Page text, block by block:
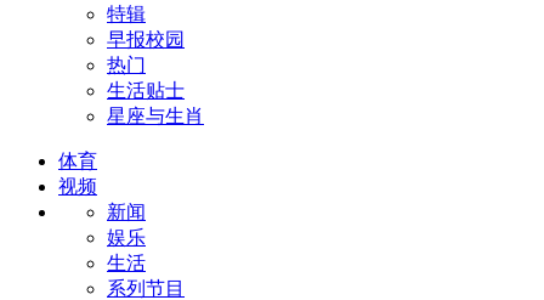
特辑
早报校园
热门
生活贴士
星座与生肖
体育
视频
新闻
娱乐
生活
系列节目